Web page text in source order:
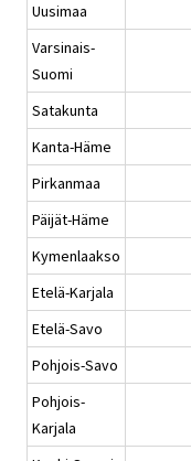
Uusimaa
Varsinais-
Suomi
Satakunta
Kanta-Häme
Pirkanmaa
Päijät-Häme
Kymenlaakso
Etelä-Karjala
Etelä-Savo
Pohjois-Savo
Pohjois-
Karjala